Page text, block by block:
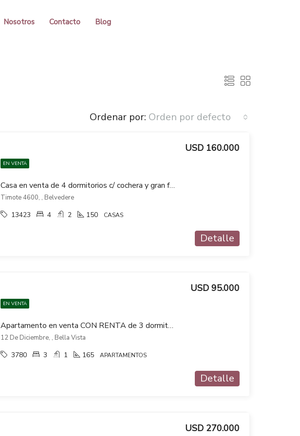
Nosotros Contacto Blog
Ordenar por: Orden por defecto
EN VENTA
Casa en venta de 4 dormitorios c/ cochera y gran fondo verde en Belvedere
USD 160.000
Timote 4600, , Belvedere
13423 4 2 150 CASAS
Detalle
EN VENTA
Apartamento en venta CON RENTA de 3 dormitorios en Bella Vista
USD 95.000
12 De Diciembre, , Bella Vista
3780 3 1 165 APARTAMENTOS
Detalle
USD 270.000